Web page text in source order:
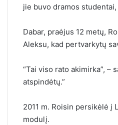
jie buvo dramos
Dabar, praėjus 12 metų,
Aleksu, kad pertvarkytų
“Tai viso rato akimirka”, –
atspindėtų.”
2011 m. Roisin persikėlė
modulį.